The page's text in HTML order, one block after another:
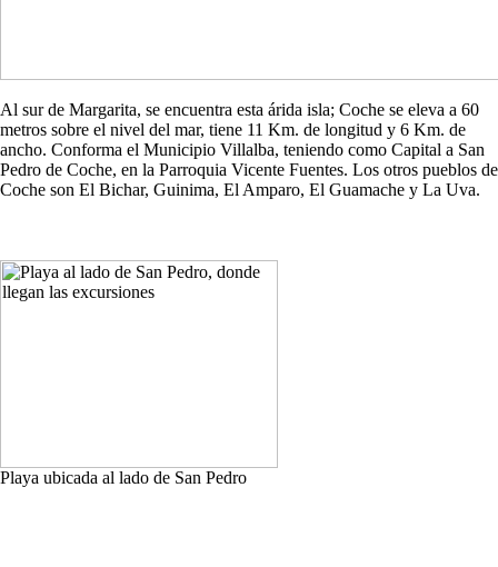
Al sur de Margarita, se encuentra esta árida isla; Coche se eleva a 60
metros sobre el nivel del mar, tiene 11 Km. de longitud y 6 Km. de
ancho. Conforma el Municipio Villalba, teniendo como Capital a San
Pedro de Coche, en la Parroquia Vicente Fuentes. Los otros pueblos de
Coche son El Bichar, Guinima, El Amparo, El Guamache y La Uva.
Playa ubicada al lado de San Pedro